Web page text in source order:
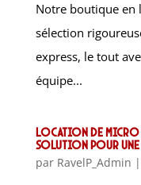
Notre boutique en
sélection
express, le tout
équipe...
Location de micro
solution pour une
par RavelP_Admin |